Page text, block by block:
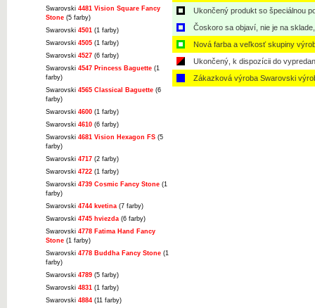
Swarovski 4481 Vision Square Fancy
Stone (5 farby)
Swarovski 4501 (1 farby)
Swarovski 4505 (1 farby)
Swarovski 4527 (6 farby)
Swarovski 4547 Princess Baguette (1
farby)
Swarovski 4565 Classical Baguette (6
farby)
Swarovski 4600 (1 farby)
Swarovski 4610 (6 farby)
Swarovski 4681 Vision Hexagon FS (5
farby)
Swarovski 4717 (2 farby)
Swarovski 4722 (1 farby)
Swarovski 4739 Cosmic Fancy Stone (1
farby)
Swarovski 4744 kvetina (7 farby)
Swarovski 4745 hviezda (6 farby)
Swarovski 4778 Fatima Hand Fancy
Stone (1 farby)
Swarovski 4778 Buddha Fancy Stone (1
farby)
Swarovski 4789 (5 farby)
Swarovski 4831 (1 farby)
Swarovski 4884 (11 farby)
Ukončený produkt so špeciálnou
Čoskoro sa objaví, nie je na
Nová farba a veľkosť skupiny
Ukončený, k dispozícii do
Zákazková výroba Swarovski